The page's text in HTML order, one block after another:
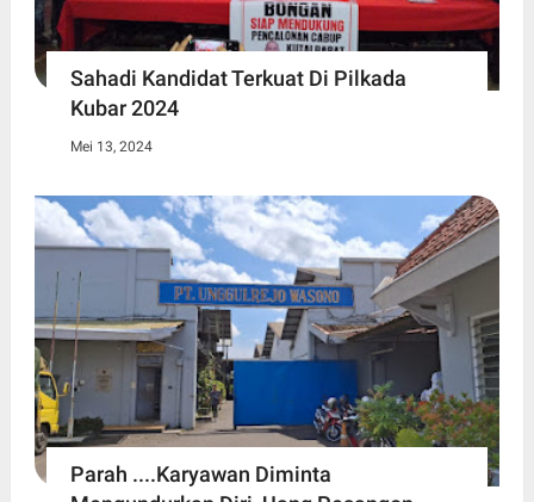
Sahadi Kandidat Terkuat Di Pilkada
Kubar 2024
Mei 13, 2024
Parah ....Karyawan Diminta